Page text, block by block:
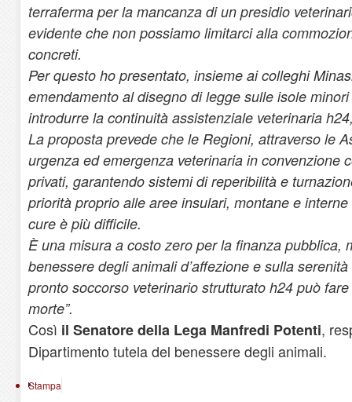
terraferma per la mancanza di un presidio
evidente che non possiamo limitarci alla
concreti.
Per questo ho presentato, insieme ai colleghi
emendamento al disegno di legge sulle isole
introdurre la continuità assistenziale veterinaria
La proposta prevede che le Regioni, attraverso le
urgenza ed emergenza veterinaria in convenzione
privati, garantendo sistemi di reperibilità e
priorità proprio alle aree insulari, montane e interne
cure è più difficile.
È una misura a costo zero per la finanza pubblica,
benessere degli animali d’affezione e sulla
pronto soccorso veterinario strutturato h24 può
morte”.
Così il Senatore della Lega Manfredi Potenti,
Dipartimento tutela del benessere degli animali.
Stampa